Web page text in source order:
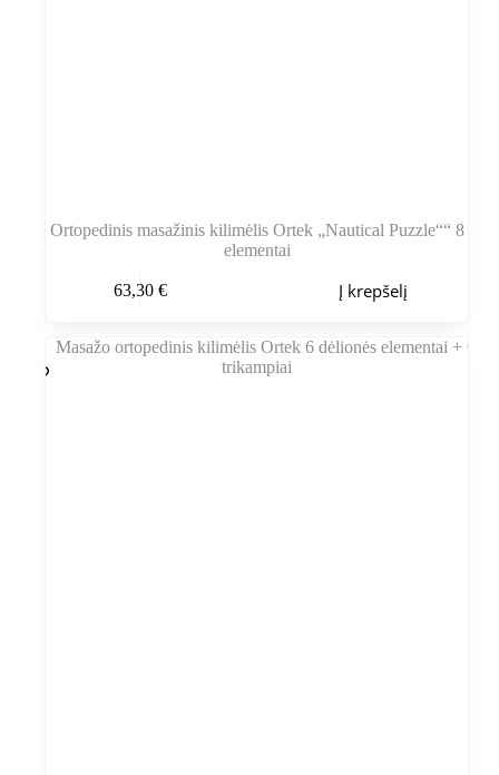
Ortopedinis masažinis kilimėlis Ortek „Nautical Puzzle““ 8
elementai
63,30 € Į krepšelį